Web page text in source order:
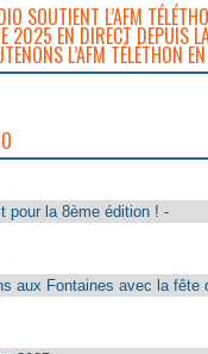
SOUTIENT L’AFM
2025 EN DIRECT DEPUIS
L’AFM TÉLÉTHON
pour la 8ème édition ! -
aux Fontaines avec la fête